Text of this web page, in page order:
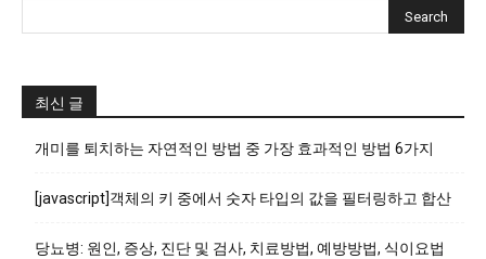
최신 글
개미를 퇴치하는 자연적인 방법 중 가장 효과적인 방법 6가지
[javascript]객체의 키 중에서 숫자 타입의 값을 필터링하고 합산
당뇨병: 원인, 증상, 진단 및 검사, 치료방법, 예방방법, 식이요법